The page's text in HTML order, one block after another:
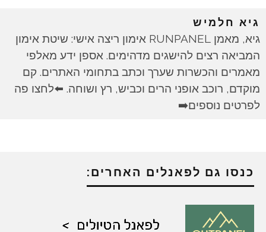
גיא חלמיש
גיא, מאמן RUNPANEL אימון ריצה אישי: שיטת אימון
המביאה רצים להישגים מדהימים. אספן ידע מאלפי
מאמרים והכשרות שערך וכתב בתחומי האתרים. קם
מוקדם, רוכב אופני הרים וכביש, רץ ושוחה. ⬅️לחצו פה
לפרטים נוספים➡️
כנסו גם לפאנלים האחרים: